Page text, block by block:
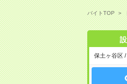
バイトTOP
保土ヶ谷区